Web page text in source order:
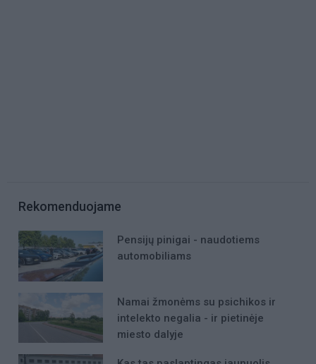
Rekomenduojame
Pensijų pinigai - naudotiems
automobiliams
Namai žmonėms su psichikos ir
intelekto negalia - ir pietinėje
miesto dalyje